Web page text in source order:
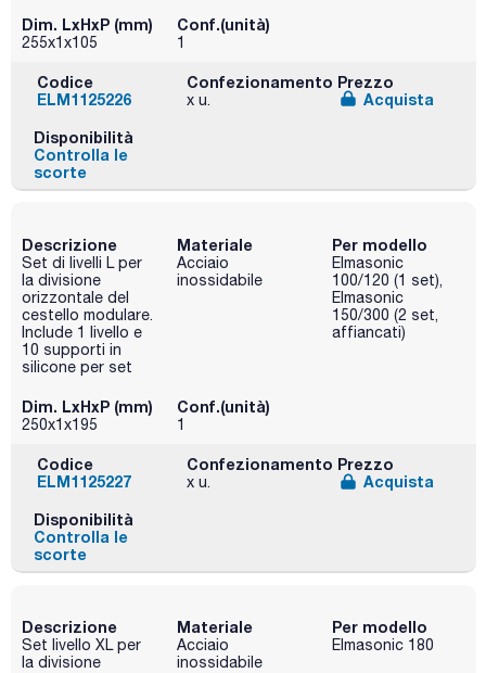
Dim. LxHxP (mm)
255x1x105
Conf.(unità)
1
Codice
ELM1125226
Confezionamento
x u.
Prezzo
Acquista
Disponibilità
Controlla le
scorte
Descrizione
Set di livelli L per
la divisione
orizzontale del
cestello modulare.
Include 1 livello e
10 supporti in
silicone per set
Materiale
Acciaio
inossidabile
Per modello
Elmasonic
100/120 (1 set),
Elmasonic
150/300 (2 set,
affiancati)
Dim. LxHxP (mm)
250x1x195
Conf.(unità)
1
Codice
ELM1125227
Confezionamento
x u.
Prezzo
Acquista
Disponibilità
Controlla le
scorte
Descrizione
Set livello XL per
la divisione
Materiale
Acciaio
inossidabile
Per modello
Elmasonic 180